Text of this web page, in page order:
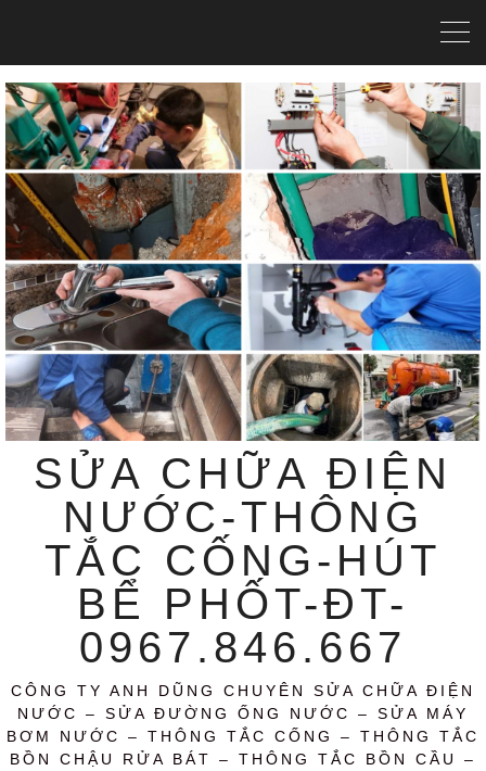
SỬA CHỮA ĐIỆN
NƯỚC-THÔNG
TẮC CỐNG-HÚT
BỂ PHỐT-ĐT-
0967.846.667
CÔNG TY ANH DŨNG CHUYÊN SỬA CHỮA ĐIỆN
NƯỚC – SỬA ĐƯỜNG ỐNG NƯỚC – SỬA MÁY
BƠM NƯỚC – THÔNG TẮC CỐNG – THÔNG TẮC
BỒN CHẬU RỬA BÁT – THÔNG TẮC BỒN CẦU –